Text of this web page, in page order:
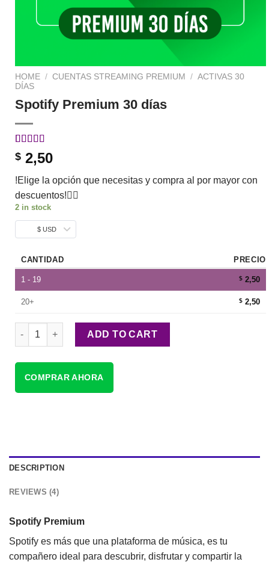
HOME / CUENTAS STREAMING PREMIUM / ACTIVAS 30
DÍAS
Spotify Premium 30 días
Rated5.00
out of 5
4
customer
ratings
$ 2,50
!Elige la opción que necesitas y compra al por mayor con
descuentos!👇🏼
2 in stock
$ USD
CANTIDAD PRECIO
1 - 19 $ 2,50
20+ $ 2,50
Spotify Premium 30 días quantity
ADD TO CART
COMPRAR AHORA
DESCRIPTION
REVIEWS (4)
Spotify Premium
Spotify es más que una plataforma de música, es tu
compañero ideal para descubrir, disfrutar y compartir la